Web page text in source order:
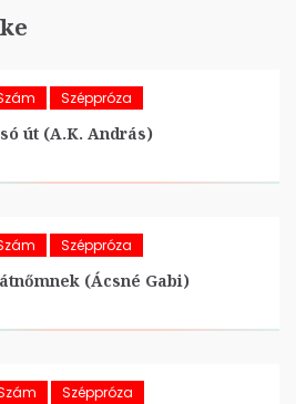
Széppróza
út (A.K. András)
Széppróza
(Ácsné Gabi)
Széppróza